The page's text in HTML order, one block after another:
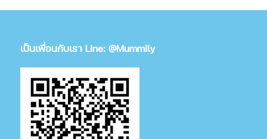
เป็นเพื่อนกับเรา Line: @Mummily